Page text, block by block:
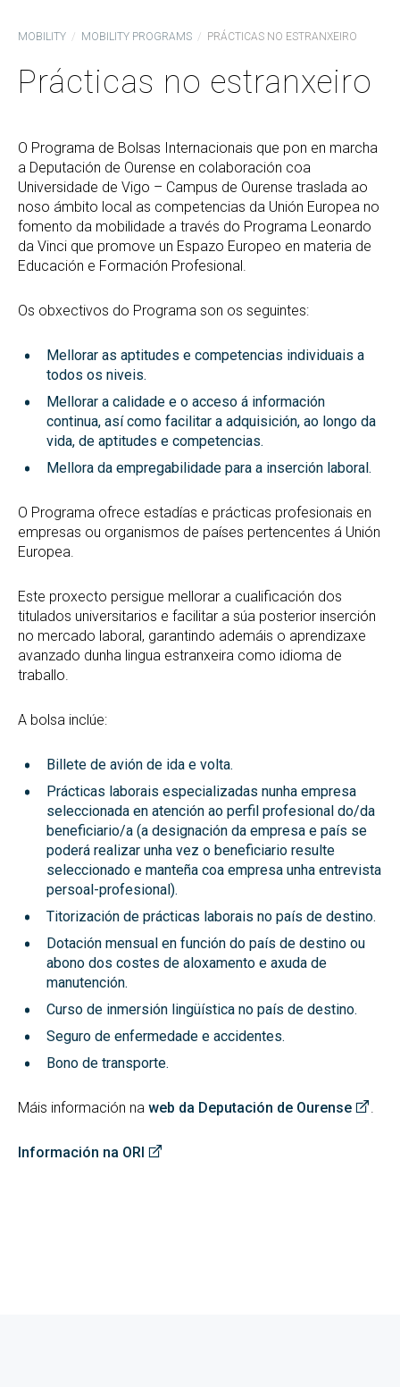
MOBILITY MOBILITY PROGRAMS PRÁCTICAS NO ESTRANXEIRO
Prácticas no estranxeiro
O Programa de Bolsas Internacionais que pon en marcha
a Deputación de Ourense en colaboración coa
Universidade de Vigo – Campus de Ourense traslada ao
noso ámbito local as competencias da Unión Europea no
fomento da mobilidade a través do Programa Leonardo
da Vinci que promove un Espazo Europeo en materia de
Educación e Formación Profesional.
Os obxectivos do Programa son os seguintes:
Mellorar as aptitudes e competencias individuais a
todos os niveis.
Mellorar a calidade e o acceso á información
continua, así como facilitar a adquisición, ao longo da
vida, de aptitudes e competencias.
Mellora da empregabilidade para a inserción laboral.
O Programa ofrece estadías e prácticas profesionais en
empresas ou organismos de países pertencentes á Unión
Europea.
Este proxecto persigue mellorar a cualificación dos
titulados universitarios e facilitar a súa posterior inserción
no mercado laboral, garantindo ademáis o aprendizaxe
avanzado dunha lingua estranxeira como idioma de
traballo.
A bolsa inclúe:
Billete de avión de ida e volta.
Prácticas laborais especializadas nunha empresa
seleccionada en atención ao perfil profesional do/da
beneficiario/a (a designación da empresa e país se
poderá realizar unha vez o beneficiario resulte
seleccionado e manteña coa empresa unha entrevista
persoal-profesional).
Titorización de prácticas laborais no país de destino.
Dotación mensual en función do país de destino ou
abono dos costes de aloxamento e axuda de
manutención.
Curso de inmersión lingüística no país de destino.
Seguro de enfermedade e accidentes.
Bono de transporte.
Máis información na web da Deputación de Ourense .
Información na ORI